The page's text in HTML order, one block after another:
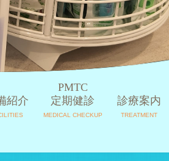
紹介
PMTC
定期健診
MEDICAL CHECKUP
診療案内
TREATMENT